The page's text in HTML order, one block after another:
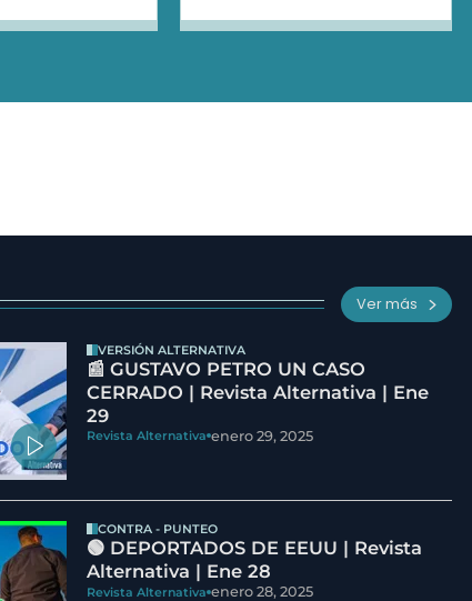
Ver más
VERSIÓN ALTERNATIVA
📰 GUSTAVO PETRO UN CASO
CERRADO | Revista Alternativa | Ene
29
Revista Alternativa enero 29, 2025
CONTRA - PUNTEO
🟢 DEPORTADOS DE EEUU | Revista
Alternativa | Ene 28
Revista Alternativa enero 28, 2025